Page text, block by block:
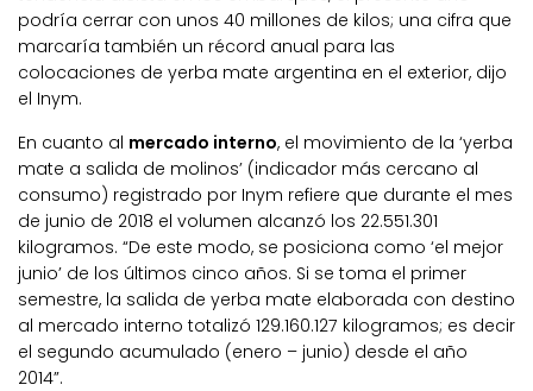
podría cerrar con unos 40 millones de kilos; una cifra que
marcaría también un récord anual para las
colocaciones de yerba mate argentina en el exterior, dijo
el Inym.
En cuanto al mercado interno, el movimiento de la ‘yerba
mate a salida de molinos’ (indicador más cercano al
consumo) registrado por Inym refiere que durante el mes
de junio de 2018 el volumen alcanzó los 22.551.301
kilogramos. “De este modo, se posiciona como ‘el mejor
junio’ de los últimos cinco años. Si se toma el primer
semestre, la salida de yerba mate elaborada con destino
al mercado interno totalizó 129.160.127 kilogramos; es decir
el segundo acumulado (enero – junio) desde el año
2014”.